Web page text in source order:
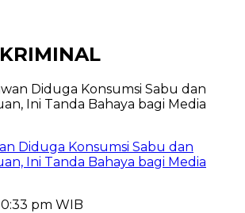
Diduga Konsumsi Sabu dan
Ini Tanda Bahaya bagi Media
pm WIB